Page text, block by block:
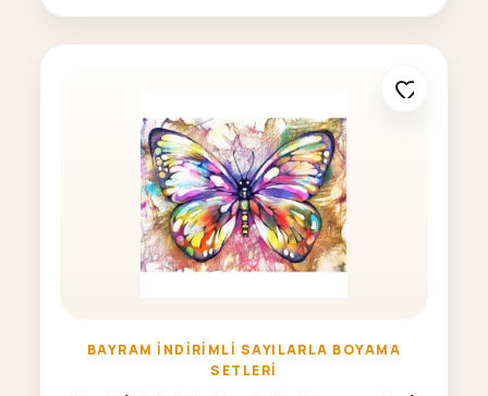
BAYRAM İNDIRIMLI SAYILARLA BOYAMA
SETLERI